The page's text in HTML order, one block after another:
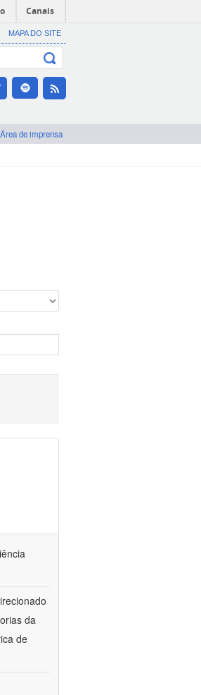
Canais
MAPA DO SITE
Área de imprensa
da
de